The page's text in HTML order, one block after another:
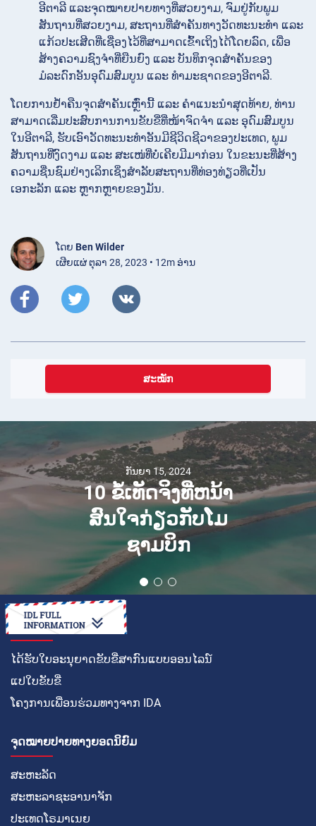
ອີຕາລີ ແລະຈຸດໝາຍປາຍທາງທີ່ສວຍງາມ, ຈົມຢູ່ກັບພູມ
ສັນຖານທີ່ສວຍງາມ, ສະຖານທີ່ສຳຄັນທາງວັດທະນະທຳ ແລະ
ແກ້ວປະເສີດທີ່ເຊື່ອງໄວ້ທີ່ສາມາດເຂົ້າເຖິງໄດ້ໂດຍລົດ, ເພື່ອ
ສ້າງຄວາມຊົງຈຳທີ່ຍືນຍົງ ແລະ ບັນທຶກຈຸດສຳຄັນຂອງ
ມໍລະດົກອັນອຸດົມສົມບູນ ແລະ ທຳມະຊາດຂອງອີຕາລີ.
ໂດຍການຢ້ຳຄືນຈຸດສຳຄັນເຫຼົ່ານີ້ ແລະ ຄຳແນະນຳສຸດທ້າຍ, ທ່ານ
ສາມາດເລີ່ມປະສົບການການຂັບຂີ່ທີ່ໜ້າຈົດຈຳ ແລະ ອຸດົມສົມບູນ
ໃນອີຕາລີ, ຮັບເອົາວັດທະນະທຳອັນມີຊີວິດຊີວາຂອງປະເທດ, ພູມ
ສັນຖານທີ່ງົດງາມ ແລະ ສະເໜ່ທີ່ບໍ່ເຄີຍມີມາກ່ອນ ໃນຂະນະທີ່ສ້າງ
ຄວາມຊື່ນຊົມຢ່າງເລິກເຊິ່ງສຳລັບສະຖານທີ່ທ່ອງທ່ຽວທີ່ເປັນ
ເອກະລັກ ແລະ ຫຼາກຫຼາຍຂອງມັນ.
ໂດຍ Ben Wilder
ເຜີຍແຜ່ ຕຸລາ 28, 2023 • 12m ອ່ານ
ສະໝັກ
ກັນຍາ 15, 2024
10 ຂໍ້ເທັດຈິງທີ່ຫນ້າ
ສົນໃຈກ່ຽວກັບໂມ
ຊາມບິກ
ວິທີໃນການ
ໄດ້ຮັບໃບອະນຸຍາດຂັບຂີ່ສາກົນແບບອອນໄລນ໌
ແປໃບຂັບຂີ່
ໂຄງການເພື່ອນຮ່ວມທາງຈາກ IDA
ຈຸດໝາຍປາຍທາງຍອດນິຍົມ
ສະຫະລັດ
ສະຫະລາຊະອານາຈັກ
ປະເທດໂຣມາເນຍ